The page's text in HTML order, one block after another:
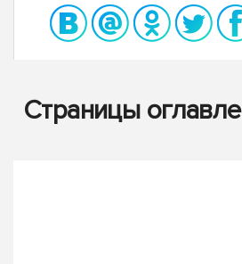
Страницы